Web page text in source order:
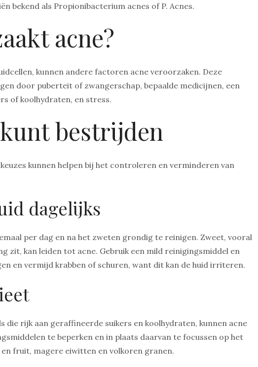
bekend als Propionibacterium acnes of P. Acnes.
acne?
kunnen andere factoren acne veroorzaken. Deze
door puberteit of zwangerschap, bepaalde medicijnen, een
of koolhydraten, en stress.
bestrijden
kunnen helpen bij het controleren en verminderen van
dagelijks
per dag en na het zweten grondig te reinigen. Zweet, vooral
zit, kan leiden tot acne. Gebruik een mild reinigingsmiddel en
en vermijd krabben of schuren, want dit kan de huid irriteren.
die rijk aan geraffineerde suikers en koolhydraten, kunnen acne
te beperken en in plaats daarvan te focussen op het
fruit, magere eiwitten en volkoren granen.